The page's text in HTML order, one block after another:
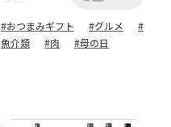
#おつまみギフト #グルメ
#
魚介類
#肉 #母の日